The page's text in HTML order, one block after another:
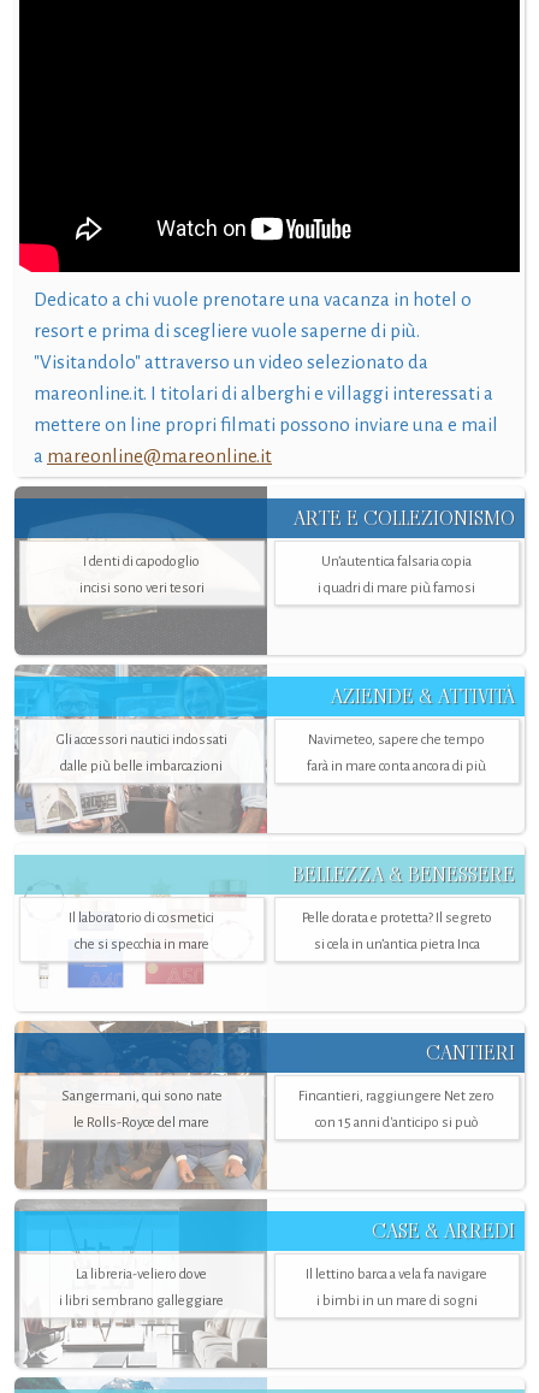
Dedicato a chi vuole prenotare una vacanza in hotel o
resort e prima di scegliere vuole saperne di più.
"Visitandolo" attraverso un video selezionato da
mareonline.it. I titolari di alberghi e villaggi interessati a
mettere on line propri filmati possono inviare una e mail
a mareonline@mareonline.it
ARTE E COLLEZIONISMO
I denti di capodoglio
incisi sono veri tesori
Un’autentica falsaria copia
i quadri di mare più famosi
AZIENDE & ATTIVITÀ
Gli accessori nautici indossati
dalle più belle imbarcazioni
Navimeteo, sapere che tempo
farà in mare conta ancora di più
BELLEZZA & BENESSERE
Il laboratorio di cosmetici
che si specchia in mare
Pelle dorata e protetta? Il segreto
si cela in un’antica pietra Inca
CANTIERI
Sangermani, qui sono nate
le Rolls-Royce del mare
Fincantieri, raggiungere Net zero
con 15 anni d'anticipo si può
CASE & ARREDI
La libreria-veliero dove
i libri sembrano galleggiare
Il lettino barca a vela fa navigare
i bimbi in un mare di sogni